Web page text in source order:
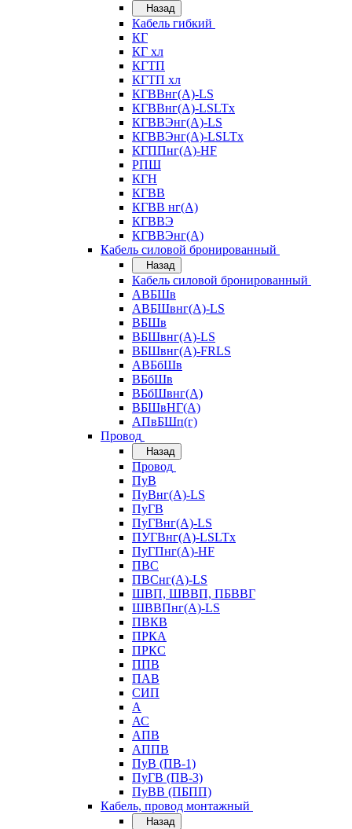
Назад
Кабель гибкий
КГ
КГ хл
КГТП
КГТП хл
КГВВнг(А)-LS
КГВВнг(А)-LSLTx
КГВВЭнг(А)-LS
КГВВЭнг(А)-LSLTx
КГППнг(А)-HF
РПШ
КГН
КГВВ
КГВВ нг(А)
КГВВЭ
КГВВЭнг(А)
Кабель силовой бронированный
Назад
Кабель силовой бронированный
АВБШв
АВБШвнг(А)-LS
ВБШв
ВБШвнг(А)-LS
ВБШвнг(А)-FRLS
АВБбШв
ВБбШв
ВБбШвнг(А)
ВБШвНГ(А)
АПвБШп(г)
Провод
Назад
Провод
ПуВ
ПуВнг(А)-LS
ПуГВ
ПуГВнг(А)-LS
ПУГВнг(А)-LSLTx
ПуГПнг(А)-HF
ПВС
ПВСнг(А)-LS
ШВП, ШВВП, ПБВВГ
ШВВПнг(А)-LS
ПВКВ
ПРКА
ПРКС
ППВ
ПАВ
СИП
А
АС
АПВ
АППВ
ПуВ (ПВ-1)
ПуГВ (ПВ-3)
ПуВВ (ПБПП)
Кабель, провод монтажный
Назад